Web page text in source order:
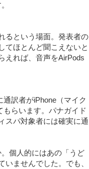
るという場面。発表者の
てほとんど聞こえないと
えれば、音声をAirPods
訳者がiPhone（マイク
らいます。パナガイド
スパ対象者には確実に通
個人的にはあの「うど
ませんでした。でも、